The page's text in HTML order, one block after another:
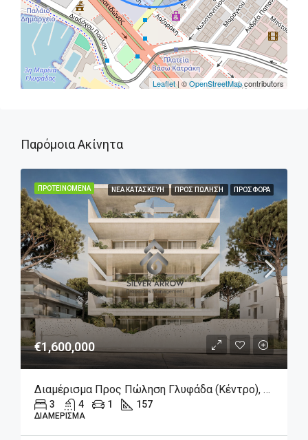
Leaflet| ©OpenStreetMapcontributors
Παρόμοια Ακίνητα
ΠΡΟΤΕΙΝΌΜΕΝΑ ΝΈΑ ΚΑΤΑΣΚΕΥΉ ΠΡΟΣ ΠΏΛΗΣΗ ΠΡΟΣΦΟΡΆ
€1,600,000
Διαμέρισμα Προς Πώληση Γλυφάδα (Κέντρο), 1.600.000€, 157 Τ.μ.
3 4 1 157
ΔΙΑΜΈΡΙΣΜΑ